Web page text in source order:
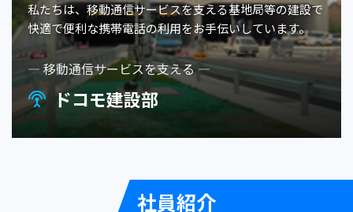
私たちは、移動通信サービスを支える基地局等の建設で
快適で便利な携帯電話の利用をお手伝いしています。
— 移動通信サービスを支える —
settings_input_antenna ドコモ建設部
社員紹介